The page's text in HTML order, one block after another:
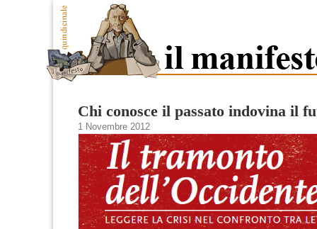
Chi conosce il passato indovina il
1 Novembre 2012